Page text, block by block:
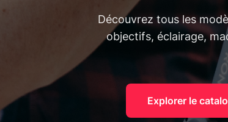
Découvrez tous les
objectifs, éclairage,
Explorer le